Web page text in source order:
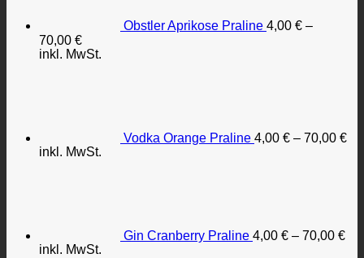
Obstler Aprikose Praline 4,00 € –
70,00 €
inkl. MwSt.
Vodka Orange Praline 4,00 € – 70,00 €
inkl. MwSt.
Gin Cranberry Praline 4,00 € – 70,00 €
inkl. MwSt.